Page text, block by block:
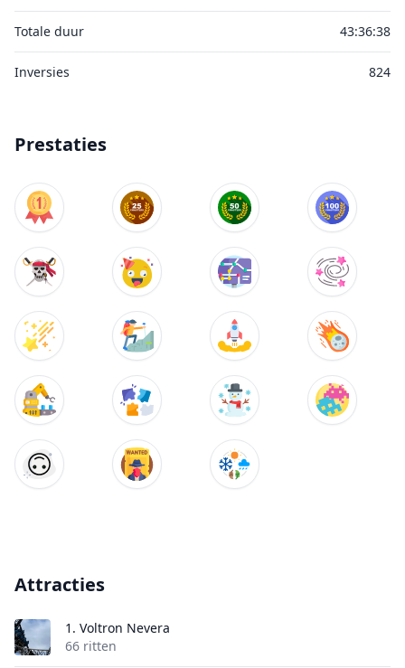
Totale duur 43:36:38
Inversies 824
Prestaties
Attracties
1. Voltron Nevera
66 ritten